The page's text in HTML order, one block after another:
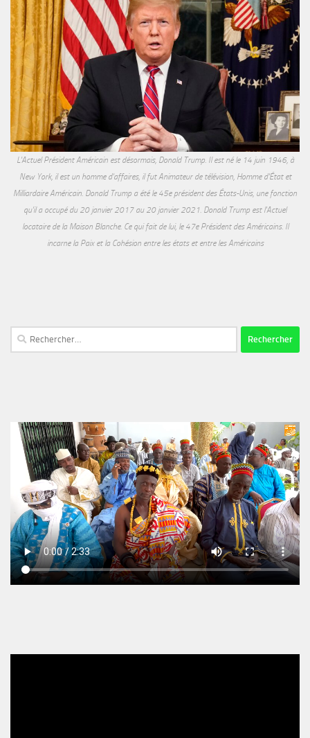
L'Actuel Président Américain est désormais, Donald Trump. Il est né le 14 juin 1946, à
New York, il est un homme d'affaires, il fut Animateur de télévision, Homme d'État et
Milliardaire Américain. Donald Trump a été le 45e président des États-Unis, une fonction
qu'il a occupé du 20 janvier 2017 au 20 janvier 2021. Donald Trump est l'Actuel
locataire de la Maison Blanche. Ce qui fait de lui, le 47e Président des Américains. Il
incarne la Paix et la Cohésion entre les états et entre les Américains
Rechercher :